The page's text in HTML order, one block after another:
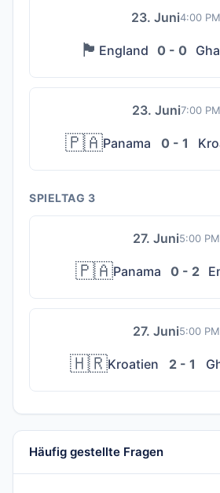
23. Juni4:00 PM
🏴󠁧󠁢󠁥󠁮󠁧󠁿 England 0 - 0
23. Juni7:00 PM
🇵🇦Panama 0 - 1
SPIELTAG 3
27. Juni5:00 PM
🇵🇦Panama 0 - 2
27. Juni5:00 PM
🇭🇷Kroatien 2 - 1
Häufig gestellte Fragen